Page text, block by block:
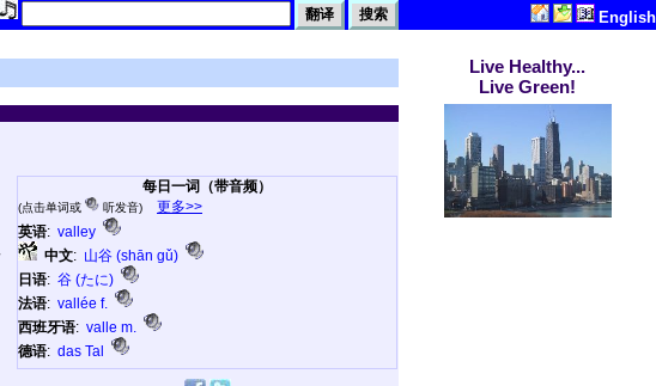
English
每日一词（带音频）
(点击单词或 听发音)
更多>>
英语: valley
中文: 山谷 (shān gǔ)
日语: 谷 (たに)
法语: vallée f.
西班牙语: valle m.
德语: das Tal
Live Healthy...
Live Green!